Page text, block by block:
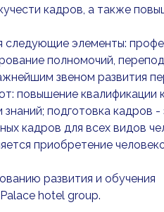
кадров, а также
следующие элементы:
полномочий,
звеном развития
повышение квалификации
подготовка кадров -
кадров для всех видов
приобретение
развития и обучения
hotel group.